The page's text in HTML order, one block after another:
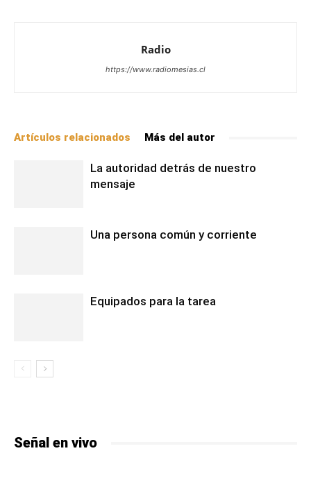
Radio
https://www.radiomesias.cl
Artículos relacionados Más del autor
La autoridad detrás de nuestro
mensaje
Una persona común y corriente
Equipados para la tarea
Señal en vivo